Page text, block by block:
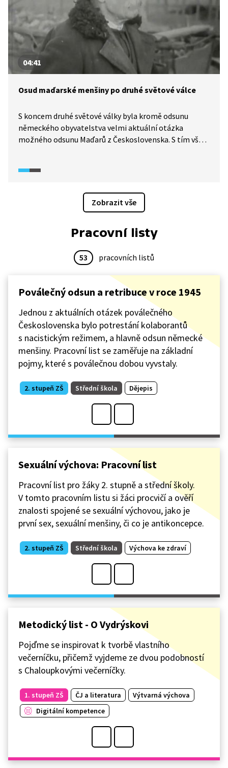
04:41
Osud maďarské menšiny po druhé světové válce
S koncem druhé světové války byla kromě odsunu
německého obyvatelstva velmi aktuální otázka
možného odsunu Maďarů z Československa. S tím však
Maďarů za přibližně stejný počet Slováků žijících
následně tzv. reslovakizovat.Zobrazit vše
Pracovní listy
53 pracovních listů
Poválečný odsun a retribuce v roce 1945
Jednou z aktuálních otázek poválečného
Československa bylo potrestání kolaborantů
s nacistickým režimem, a hlavně odsun německé
menšiny. Pracovní list se zaměřuje na základní
pojmy, které s poválečnou dobou vyvstaly.
2. stupeň ZŠ Střední škola Dějepis
Sexuální výchova: Pracovní list
Pracovní list pro žáky 2. stupně a střední školy.
V tomto pracovním listu si žáci procvičí a ověří
znalosti spojené se sexuální výchovou, jako je
první sex, sexuální menšiny, či co je antikoncepce.
2. stupeň ZŠ Střední škola Výchova ke zdraví
Metodický list - O Vydrýskovi
Pojďme se inspirovat k tvorbě vlastního
večerníčku, přičemž vyjdeme ze dvou podobností
s Chaloupkovými večerníčky.
1. stupeň ZŠ ČJ a literatura
Výtvarná výchova
Digitální kompetence